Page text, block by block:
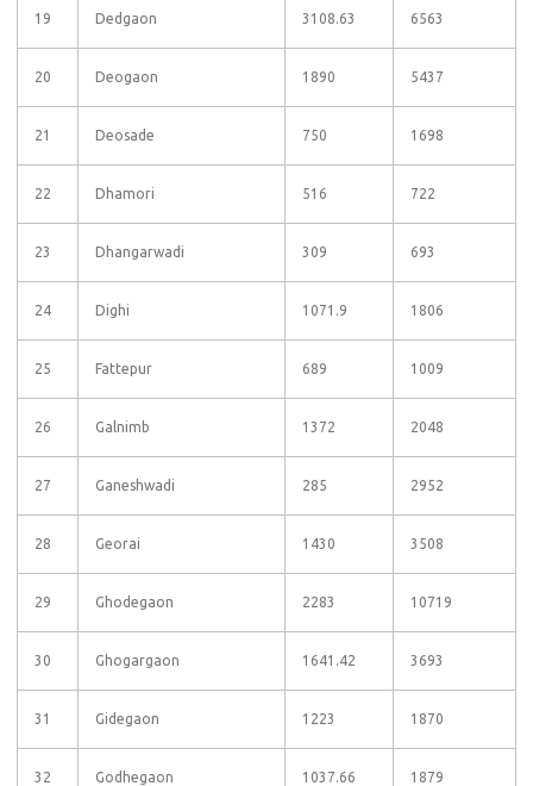
19 Dedgaon 3108.63 6563
20 Deogaon 1890 5437
21 Deosade 750 1698
22 Dhamori 516 722
23 Dhangarwadi 309 693
24 Dighi 1071.9 1806
25 Fattepur 689 1009
26 Galnimb 1372 2048
27 Ganeshwadi 285 2952
28 Georai 1430 3508
29 Ghodegaon 2283 10719
30 Ghogargaon 1641.42 3693
31 Gidegaon 1223 1870
32 Godhegaon 1037.66 1879